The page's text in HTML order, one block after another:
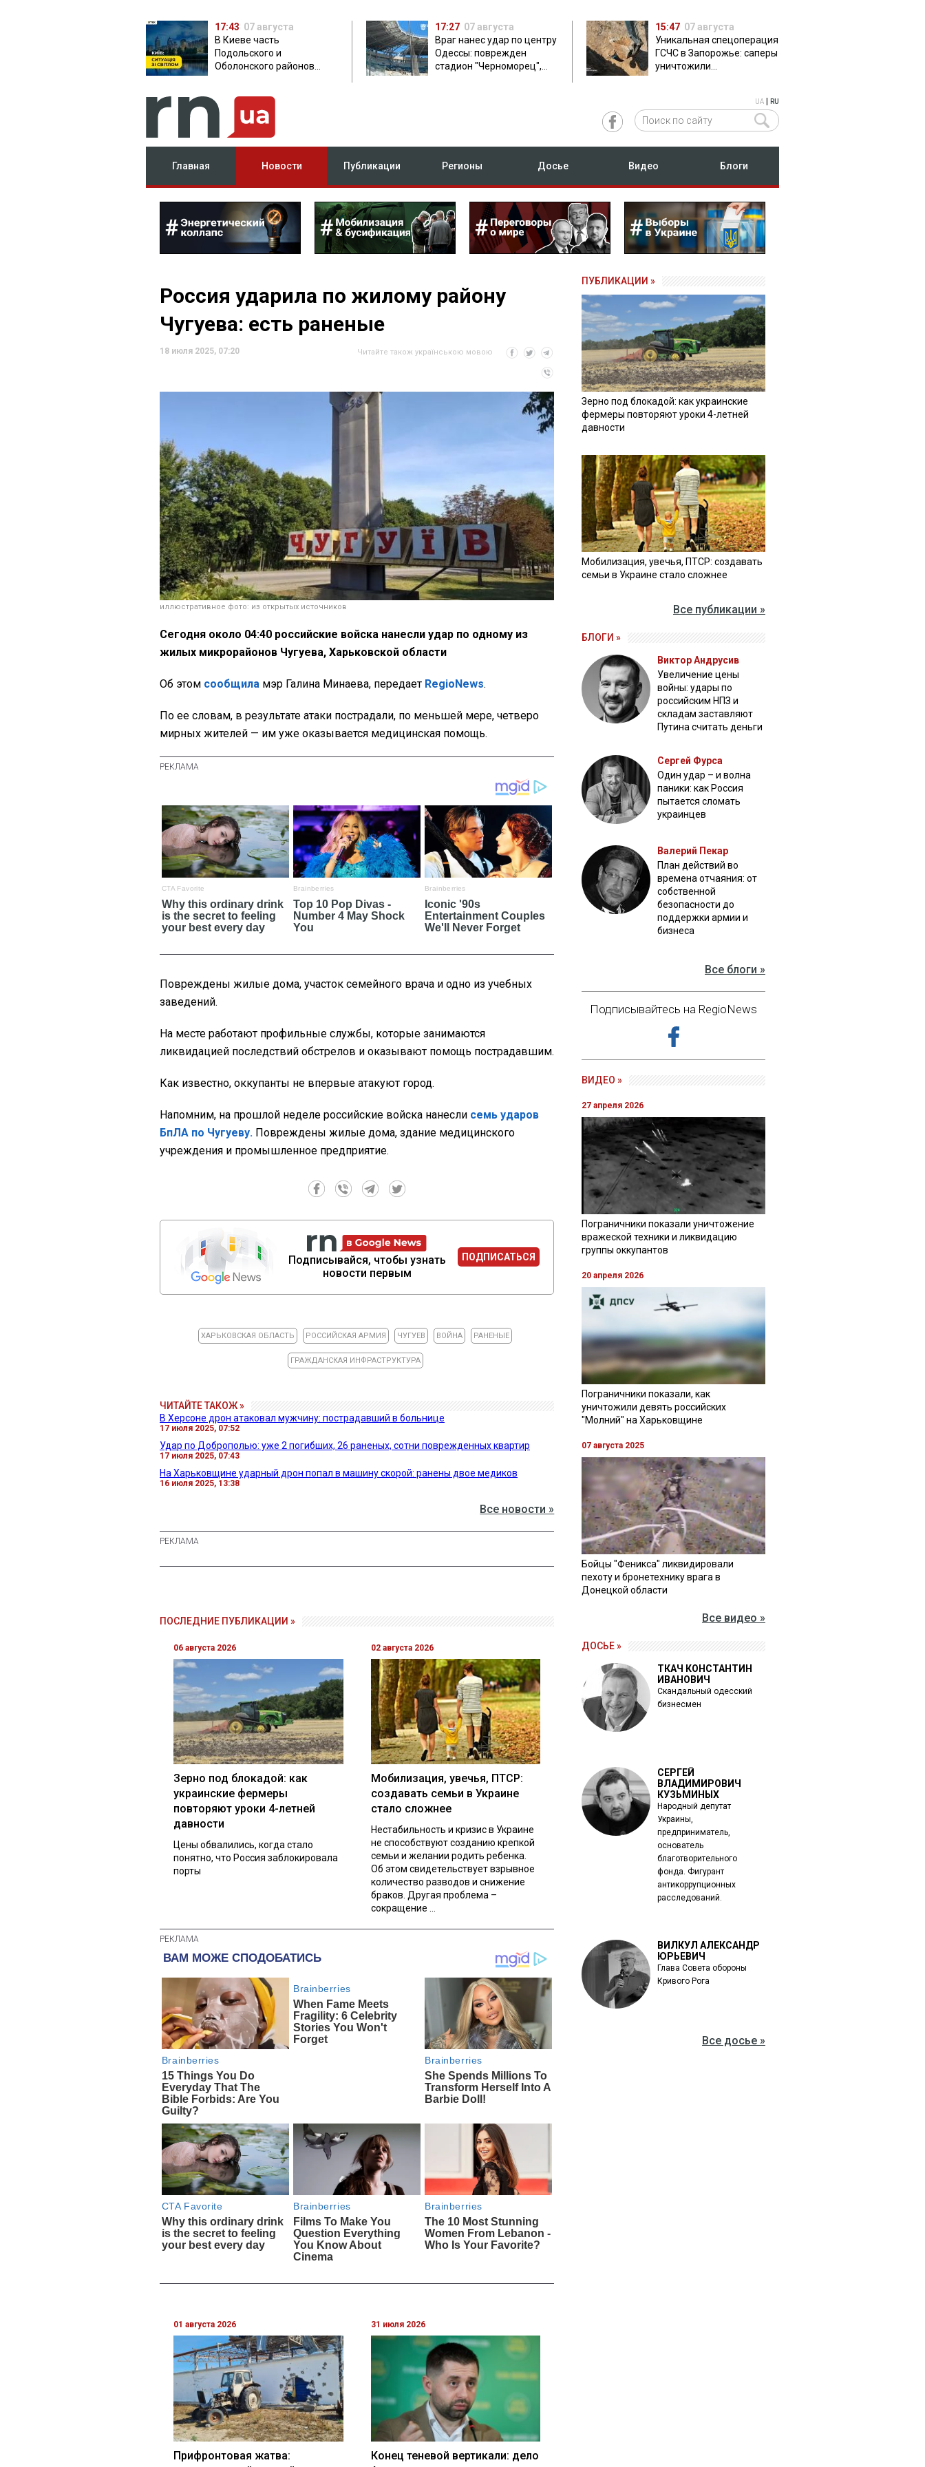
17:43 07 августа
В Киеве часть
Подольского и
Оболонского районов
17:27 07 августа
Враг нанес удар по центру
Одессы: поврежден
стадион "Черноморец",
15:47 07 августа
Уникальная спецоперация
ГСЧС в Запорожье: саперы
уничтожили
UA RU
Главная Новости Публикации Регионы Досье Видео Блоги
Россия ударила по жилому району
Чугуева: есть раненые
18 июля 2025, 07:20 Читайте також українською мовою
иллюстративное фото: из открытых источников
Сегодня около 04:40 российские войска нанесли удар по одному из
жилых микрорайонов Чугуева, Харьковской области
Об этом сообщила мэр Галина Минаева, передает RegioNews.
По ее словам, в результате атаки пострадали, по меньшей мере, четверо
мирных жителей — им уже оказывается медицинская помощь.
Повреждены жилые дома, участок семейного врача и одно из учебных
заведений.
На месте работают профильные службы, которые занимаются
ликвидацией последствий обстрелов и оказывают помощь пострадавшим.
Как известно, оккупанты не впервые атакуют город.
Напомним, на прошлой неделе российские войска нанесли семь ударов
БпЛА по Чугуеву. Повреждены жилые дома, здание медицинского
учреждения и промышленное предприятие.
Подписывайся, чтобы узнать
новости первым
ПОДПИСАТЬСЯ
ХАРЬКОВСКАЯ ОБЛАСТЬ РОССИЙСКАЯ АРМИЯ ЧУГУЕВ ВОЙНА РАНЕНЫЕ
ГРАЖДАНСКАЯ ИНФРАСТРУКТУРА
ЧИТАЙТЕ ТАКОЖ »
В Херсоне дрон атаковал мужчину: пострадавший в больнице
17 июля 2025, 07:52
Удар по Доброполью: уже 2 погибших, 26 раненых, сотни поврежденных квартир
17 июля 2025, 07:43
На Харьковщине ударный дрон попал в машину скорой: ранены двое медиков
16 июля 2025, 13:38
Все новости »
ПОСЛЕДНИЕ ПУБЛИКАЦИИ »
06 августа 2026
Зерно под блокадой: как
украинские фермеры
повторяют уроки 4-летней
давности
Цены обвалились, когда стало
понятно, что Россия заблокировала
порты
02 августа 2026
Мобилизация, увечья, ПТСР:
создавать семьи в Украине
стало сложнее
Нестабильность и кризис в Украине
не способствуют созданию крепкой
семьи и желании родить ребенка.
Об этом свидетельствует взрывное
количество разводов и снижение
браков. Другая проблема –
сокращение ...
01 августа 2026
Прифронтовая жатва:
31 июля 2026
Конец теневой вертикали: дело
ПУБЛИКАЦИИ »
Зерно под блокадой: как украинские
фермеры повторяют уроки 4-летней
давности
Мобилизация, увечья, ПТСР: создавать
семьи в Украине стало сложнее
Все публикации »
БЛОГИ »
Виктор Андрусив
Увеличение цены
войны: удары по
российским НПЗ и
складам заставляют
Путина считать деньги
Сергей Фурса
Один удар – и волна
паники: как Россия
пытается сломать
украинцев
Валерий Пекар
План действий во
времена отчаяния: от
собственной
безопасности до
поддержки армии и
бизнеса
Все блоги »
Подписывайтесь на RegioNews
ВИДЕО »
27 апреля 2026
Пограничники показали уничтожение
вражеской техники и ликвидацию
группы оккупантов
20 апреля 2026
Пограничники показали, как
уничтожили девять российских
"Молний" на Харьковщине
07 августа 2025
Бойцы "Феникса" ликвидировали
пехоту и бронетехнику врага в
Донецкой области
Все видео »
ДОСЬЕ »
ТКАЧ КОНСТАНТИН
ИВАНОВИЧ
Скандальный одесский
бизнесмен
СЕРГЕЙ
ВЛАДИМИРОВИЧ
КУЗЬМИНЫХ
Народный депутат
Украины,
предприниматель,
основатель
благотворительного
фонда. Фигурант
антикоррупционных
расследований.
ВИЛКУЛ АЛЕКСАНДР
ЮРЬЕВИЧ
Глава Совета обороны
Кривого Рога
Все досье »